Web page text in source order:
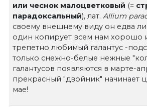
или чеснок малоцветковый (=
парадоксальный), лат.Allium
своему внешнему виду он едва
один копирует всем нам хорошо
трепетно любимый галантус -
только снежно-белые нежные
галантусов появляются в марте-
прекрасный "двойник" начинает
мае!